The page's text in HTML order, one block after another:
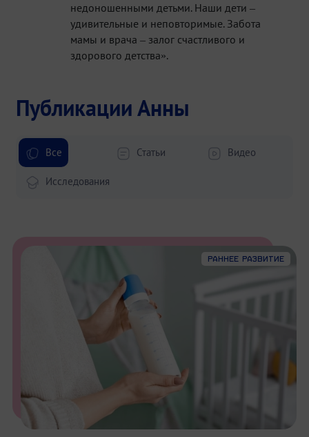
недоношенными детьми. Наши дети –
удивительные и неповторимые. Забота
мамы и врача – залог счастливого и
здорового детства».
Публикации Анны
Все Статьи Видео
Исследования
Раннее развитие